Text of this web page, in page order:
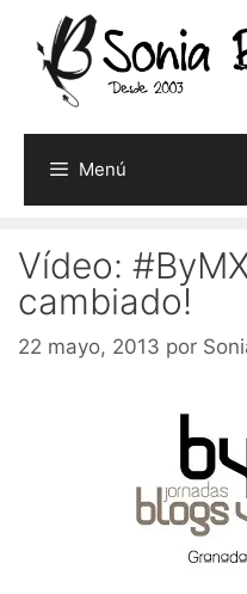
contenido
Menú
Vídeo:
cambiado!
22 mayo, 2013 por